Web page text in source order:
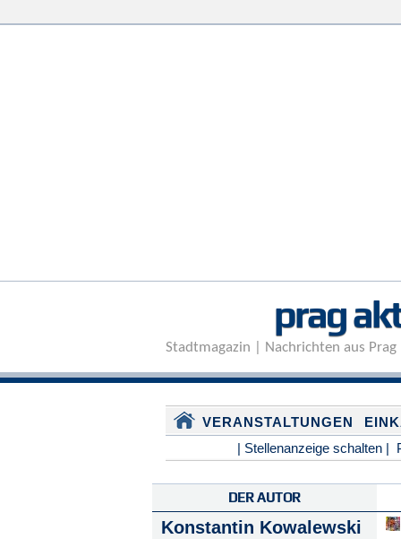
prag
Stadtmagazin | Nachrichten aus Prag
VERANSTALTUNGEN
| Stellenanzeige schalten |
DER AUTOR
Konstantin Kowalewski